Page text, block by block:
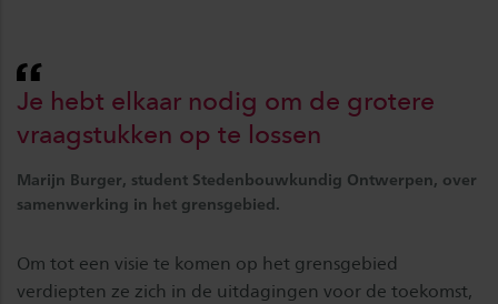
Je hebt elkaar nodig om de grotere
vraagstukken op te lossen
Marijn Burger, student Stedenbouwkundig Ontwerpen, over
samenwerking in het grensgebied.
Om tot een visie te komen op het grensgebied
verdiepten ze zich in de uitdagingen voor de toekomst,